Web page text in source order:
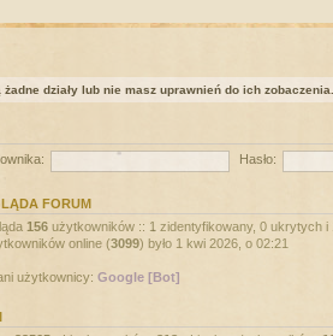
działy lub nie masz uprawnień do ich zobaczenia.
Hasło:
FORUM
156 użytkowników :: 1 zidentyfikowany, 0 ukrytych
online (3099) było 1 kwi 2026, o 02:21
użytkownicy: Google [Bot]